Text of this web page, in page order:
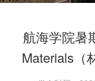
航海学院暑
Materials（